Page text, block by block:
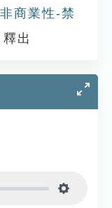
商業性-禁
釋出